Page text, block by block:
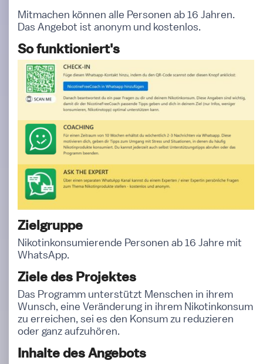
Mitmachen können alle Personen ab 16 Jahren.
Das Angebot ist anonym und kostenlos.
So funktioniert's
Zielgruppe
Nikotinkonsumierende Personen ab 16 Jahre mit
WhatsApp.
Ziele des Projektes
Das Programm unterstützt Menschen in ihrem
Wunsch, eine Veränderung in ihrem Nikotinkonsum
zu erreichen, sei es den Konsum zu reduzieren
oder ganz aufzuhören.
Inhalte des Angebots